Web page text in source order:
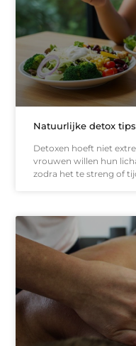
Natuurlijke detox
Detoxen hoeft niet
vrouwen willen hun
zodra het te streng of